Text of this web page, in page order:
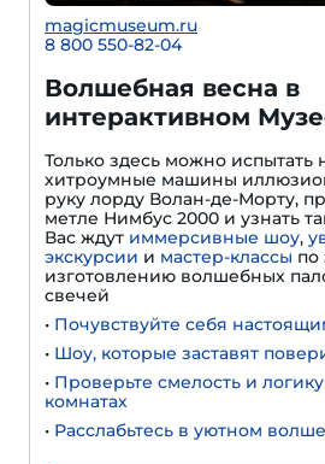
magicmuseum.ru
8 800 550-82-04
Волшебная весна в
интерактивном
Только здесь можно испытать
хитроумные машины
руку лорду Волан-де-Морту,
метле Нимбус 2000 и узнать
Вас ждут иммерсивные шоу,
экскурсии и мастер-классы по
изготовлению волшебных
свечей
• Почувствуйте себя
• Шоу, которые заставят
• Проверьте смелость и
комнатах
• Расслабьтесь в уютном